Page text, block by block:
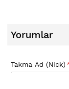
Yorumlar
Takma Ad (Nick)